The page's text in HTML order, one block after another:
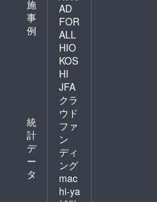
施
事
例
統
計
デ
ー
タ
AD
FOR
ALL
HIO
KOS
HI
JFA
クラ
ウド
ファ
ン
ディ
ング
mac
hi-ya